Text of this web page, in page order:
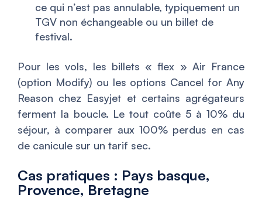
ce qui n’est pas annulable, typiquement un
TGV non échangeable ou un billet de
festival.
Pour les vols, les billets « flex » Air France
(option Modify) ou les options Cancel for Any
Reason chez Easyjet et certains agrégateurs
ferment la boucle. Le tout coûte 5 à 10% du
séjour, à comparer aux 100% perdus en cas
de canicule sur un tarif sec.
Cas pratiques : Pays basque,
Provence, Bretagne